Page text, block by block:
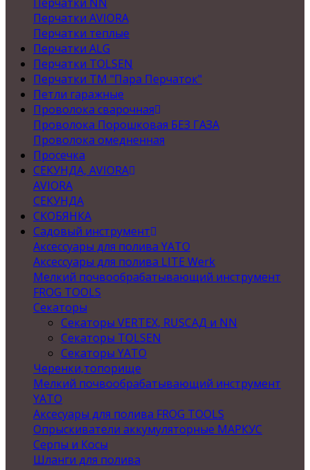
Перчатки AVIORA
Перчатки теплые
Перчатки ALG
Перчатки TOLSEN
Перчатки ТМ "Пара Перчаток"
Петли гаражные
Проволока сварочная
Проволока Порошковая БЕЗ ГАЗА
Проволока омедненная
Просечка
СЕКУНДА, AVIORA
AVIORA
СЕКУНДА
СКОБЯНКА
Садовый инструмент
Аксессуары для полива YATO
Аксессуары для полива LITE Werk
Мелкий почвообрабатывающий инструмент
FROG TOOLS
Секаторы
Секаторы VERTEX, RUSСАД и NN
Секаторы TOLSEN
Секаторы YATO
Черенки,топорище
Мелкий почвообрабатывающий инструмент
YATO
Аксесуары для полива FROG TOOLS
Опрыскиватели аккумуляторные МАРКУС
Серпы и Косы
Шланги для полива